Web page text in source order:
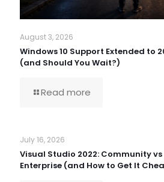
August 3, 2026
Windows 10 Support Extended to
(and Should You Wait?)
Read more
July 16, 2026
Visual Studio 2022: Community
Enterprise (and How to Get It